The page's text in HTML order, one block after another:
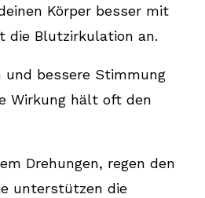
Körper besser mit
die Blutzirkulation an.
und bessere Stimmung
Wirkung hält oft den
Drehungen, regen den
unterstützen die